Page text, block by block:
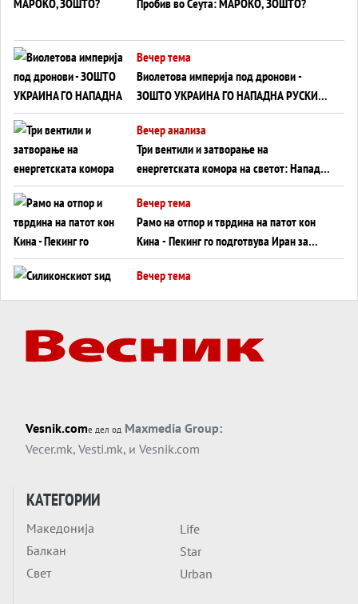
Вечер тема
Виолетова империја под дронови -
ЗОШТО УКРАИНА ГО НАПАДНА РУСКИОТ
WILDBERRIES
Вечер анализа
Три вентили и затворање на
енергетската комора на светот: Нападот
во Суец најавува глобален енергетски
инфаркт?
Вечер тема
Рамо на отпор и тврдина на патот кон
Кина - Пекинг го подготвува Иран за
американска копнена инвазија
Вечер тема
Вечер тема
Трамп тврди дека повторно „разговара“
Вечер тема
ДЛАБОКО УДОЛУ: Сметководствените
трикови што го соборија ЕНРОН ги
Вечер тема
Vesnik.comе дел од Maxmedia Group:
Vecer.mk, Vesti.mk, и Vesnik.com
КАТЕГОРИИ
Македонија
Балкан
Свет
Life
Star
Urban